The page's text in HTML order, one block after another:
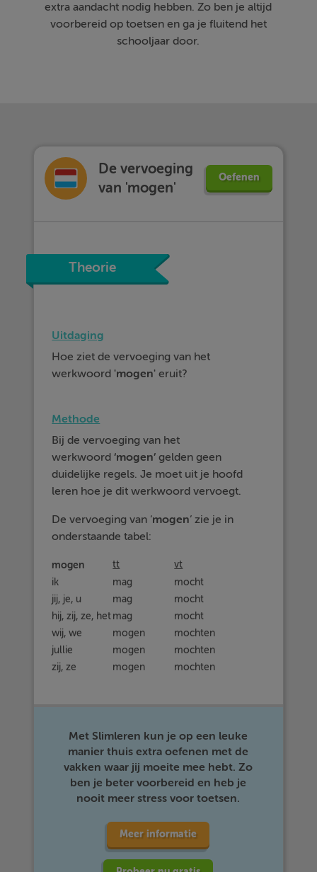
extra aandacht nodig hebben. Zo ben je altijd
voorbereid op toetsen en ga je fluitend het
schooljaar door.
De vervoeging
van 'mogen'
Oefenen
Theorie
Uitdaging
Hoe ziet de vervoeging van het
werkwoord 'mogen' eruit?
Methode
Bij de vervoeging van het
werkwoord‘mogen’ gelden geen
duidelijke regels. Je moet uit je hoofd
leren hoe je dit werkwoord vervoegt.
De vervoeging van ‘mogen’ zie je in
onderstaande tabel:
mogen tt
vt
ik
mag
mocht
jij, je, u
mag
mocht
hij, zij, ze, het mag
mocht
wij, we
mogen
mochten
jullie
mogen
mochten
zij, ze
mogen mochten
Met Slimleren kun je op een leuke
manier thuis extra oefenen met de
vakken waar jij moeite mee hebt. Zo
ben je beter voorbereid en heb je
nooit meer stress voor toetsen.
Meer informatie